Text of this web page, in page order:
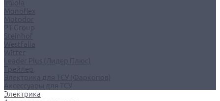
Imiola
Monoflex
Motodor
PT Group
Steinhof
Westfalia
Witter
Leader Plus (Лидер Плюс)
Трейлер
Электрика для ТСУ (Фаркопов)
Аксессуары для ТСУ
Электрика